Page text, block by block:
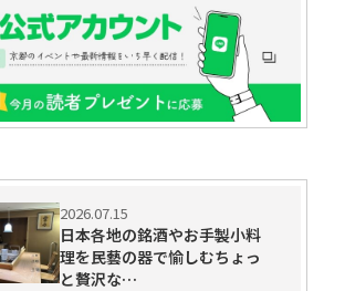
2026.07.15
日本各地の銘酒やお手製小料
理を民藝の器で愉しむちょっ
と贅沢な…